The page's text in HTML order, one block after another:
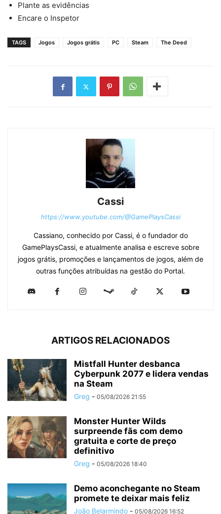
Plante as evidências
Encare o Inspetor
TAGS Jogos Jogos grátis PC Steam The Deed
Cassi
https://www.youtube.com/@GamePlaysCassi
Cassiano, conhecido por Cassi, é o fundador do
GamePlaysCassi, e atualmente analisa e escreve sobre
jogos grátis, promoções e lançamentos de jogos, além de
outras funções atribuídas na gestão do Portal.
ARTIGOS RELACIONADOS
Mistfall Hunter desbanca
Cyberpunk 2077 e lidera vendas
na Steam
Greg - 05/08/2026 21:55
Monster Hunter Wilds
surpreende fãs com demo
gratuita e corte de preço
definitivo
Greg - 05/08/2026 18:40
Demo aconchegante no Steam
promete te deixar mais feliz
João Belarmindo - 05/08/2026 16:52